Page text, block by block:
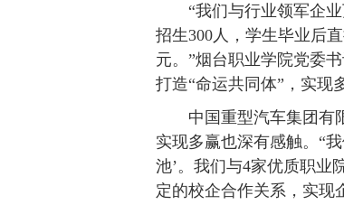
“我们与行业领军企
招生300人，学生毕业后
元。”烟台职业学院党委
打造“命运共同体”，实现
中国重型汽车集团有
实现多赢也深有感触。“
池’。我们与4家优质职业
定的校企合作关系，实现